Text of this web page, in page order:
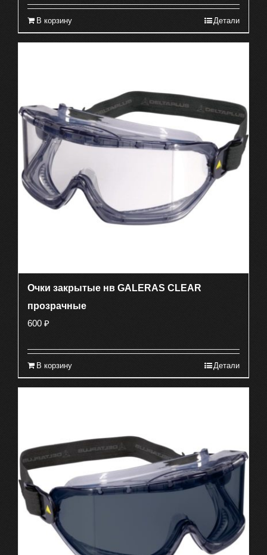
В корзину Детали
Очки закрытые нв GALERAS CLEAR
прозрачные
600 ₽
В корзину Детали